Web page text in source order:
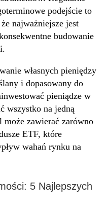
podejście to
najważniejsze jest
budowanie
własnych pieniędzy
i dopasowany do
pieniądze w
wszystko na jedną
zawierać zarówno
ETF, które
wahań rynku na
5 Najlepszych